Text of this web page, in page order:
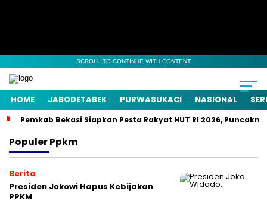
SCROLL TO CONTINUE WITH CONTENT
HOME JABODETABEK PURWASUKACI NASIONAL
Pemkab Bekasi Siapkan Pesta Rakyat HUT RI 2026,
PopulerPpkm
Berita
Presiden Jokowi Hapus Kebijakan
PPKM